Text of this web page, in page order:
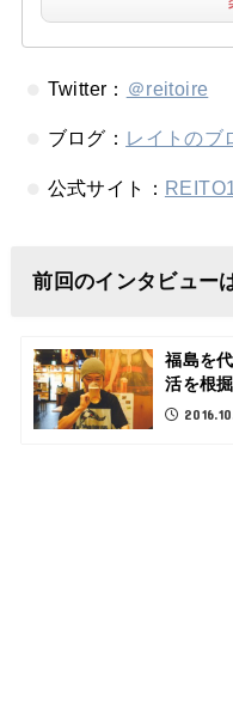
Twitter： ＠reitoire
ブログ： レイトのブ
公式サイト：
前回のインタビュー
福島を
活を根